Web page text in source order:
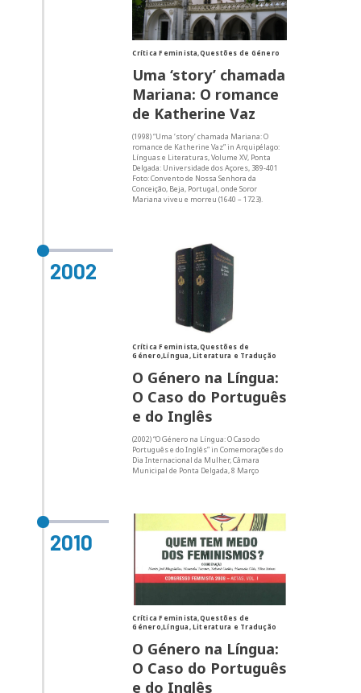
Crítica Feminista,Questões de Género
Uma ‘story’ chamada
Mariana: O romance
de Katherine Vaz
(1998) “Uma ‘story’ chamada Mariana: O
romance de Katherine Vaz” in Arquipélago:
Línguas e Literaturas, Volume XV, Ponta
Delgada: Universidade dos Açores, 389-401
Foto: Convento de Nossa Senhora da
Conceição, Beja, Portugal, onde Soror
Mariana viveu e morreu (1640 – 1723).
2002
Crítica Feminista,Questões de
Género,Língua, Literatura e Tradução
O Género na Língua:
O Caso do Português
e do Inglês
(2002) “O Género na Língua: O Caso do
Português e do Inglês” in Comemorações do
Dia Internacional da Mulher, Câmara
Municipal de Ponta Delgada, 8 Março
2010
Crítica Feminista,Questões de
Género,Língua, Literatura e Tradução
O Género na Língua:
O Caso do Português
e do Inglês